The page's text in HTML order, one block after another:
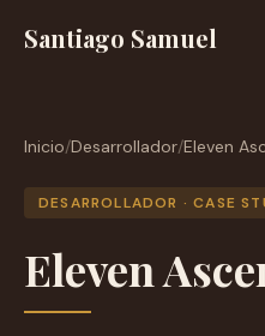
Santiago Samuel
Desarrollador
Contacto
@santi.rivero06
Inicio/Desarrollador/Eleven
DESARROLLADOR · CASE
Eleven